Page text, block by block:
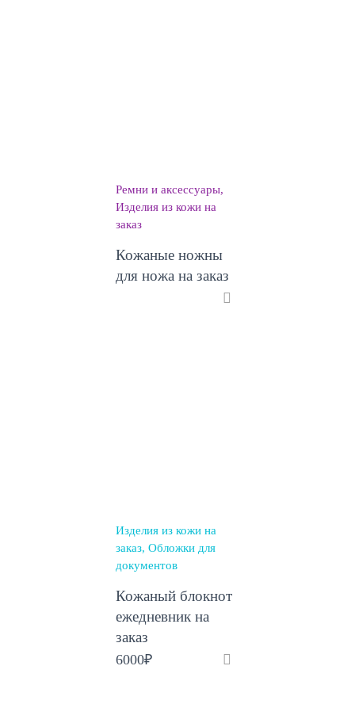
Ремни и аксессуары
Изделия из кожи на
заказ
Кожаные ножны
для ножа на заказ
Изделия из кожи на
заказ Обложки для
документов
Кожаный блокнот
ежедневник на
заказ
6000₽